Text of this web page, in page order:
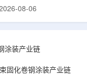
不断缩小、功率密度持续
面对真实电子器件的多层
常用的时域热反射法难以
热传输情况，红外成像等方
上捕捉快速变化。为解决这
08-06
涂装产业链
固化卷钢涂装产业链